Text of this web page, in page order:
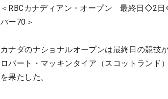
＜RBCカナディアン・オープン 最終日◇2
パー70＞
カナダのナショナルオープンは最終日の競技
ロバート・マッキンタイア（スコットランド
を果たした。